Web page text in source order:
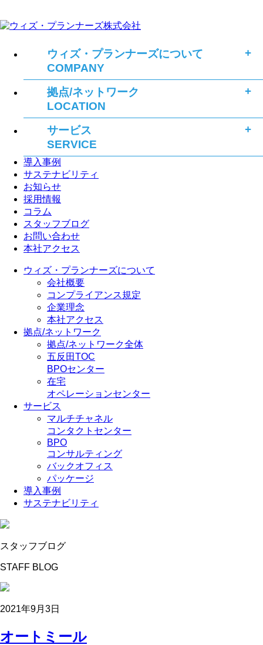
ウィズ・プランナーズについて
COMPANY
拠点/ネットワーク
LOCATION
サービス
SERVICE
導入事例
サステナビリティ
お知らせ
採用情報
コラム
スタッフブログ
お問い合わせ
本社アクセス
ウィズ・プランナーズについて
会社概要
コンプライアンス規定
企業理念
本社アクセス
拠点/ネットワーク
拠点/ネットワーク全体
五反田TOC
BPOセンター
在宅
オペレーションセンター
サービス
マルチチャネル
コンタクトセンター
BPO
コンサルティング
バックオフィス
パッケージ
導入事例
サステナビリティ
スタッフブログ
STAFF BLOG
2021年9月3日
オートミール